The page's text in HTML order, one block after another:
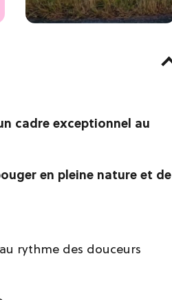
cadre exceptionnel au
en pleine nature et de
rythme des douceurs